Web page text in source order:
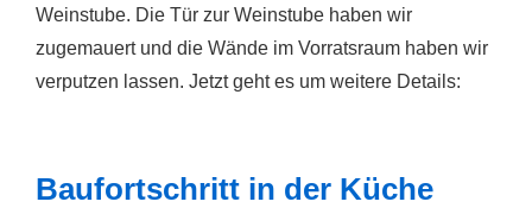
Weinstube. Die Tür zur Weinstube haben wir
zugemauert und die Wände im Vorratsraum haben wir
verputzen lassen. Jetzt geht es um weitere Details:
Baufortschritt in der Küche